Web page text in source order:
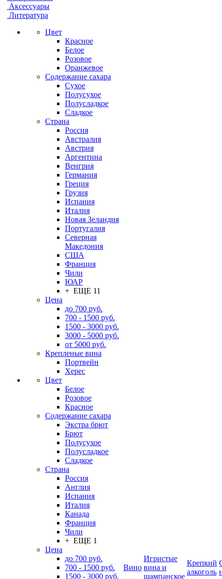
Аксессуары
Литература
Цвет
Красное
Белое
Розовое
Оранжевое
Содержание сахара
Сухое
Полусухое
Полусладкое
Сладкое
Страна
Россия
Австралия
Австрия
Аргентина
Венгрия
Германия
Греция
Грузия
Испания
Италия
Новая Зеландия
Португалия
Северная
Македония
США
Франция
Чили
ЮАР
+ ЕЩЕ 11
Цена
до 700 руб.
700 - 1500 руб.
1500 - 3000 руб.
3000 - 5000 руб.
от 5000 руб.
Крепленые вина
Портвейн
Херес
Цвет
Белое
Розовое
Красное
Содержание сахара
Экстра брют
Брют
Полусухое
Полусладкое
Сладкое
Страна
Россия
Англия
Испания
Италия
Канада
Франция
Чили
+ ЕЩЕ 1
Цена
до 700 руб.
700 - 1500 руб.
1500 - 3000 руб.
Вино
Игристые
вина и
шампанское
Крепкий
алкоголь